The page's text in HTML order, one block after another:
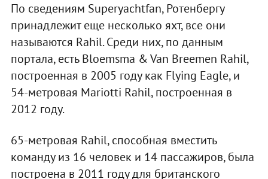
По сведениям Superyachtfan, Ротенбергу
принадлежит еще несколько яхт, все они
называются Rahil. Среди них, по данным
портала, есть Bloemsma & Van Breemen Rahil,
построенная в 2005 году как Flying Eagle, и
54-метровая Mariotti Rahil, построенная в
2012 году.
65-метровая Rahil, способная вместить
команду из 16 человек и 14 пассажиров, была
построена в 2011 году для британского